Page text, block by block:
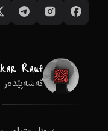
گەشەپێدەر